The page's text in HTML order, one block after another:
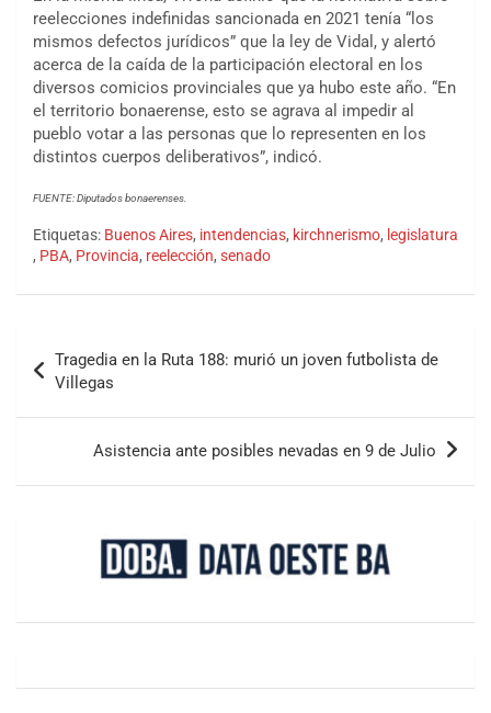
reelecciones indefinidas sancionada en 2021 tenía “los
mismos defectos jurídicos” que la ley de Vidal, y alertó
acerca de la caída de la participación electoral en los
diversos comicios provinciales que ya hubo este año. “En
el territorio bonaerense, esto se agrava al impedir al
pueblo votar a las personas que lo representen en los
distintos cuerpos deliberativos”, indicó.
FUENTE: Diputados bonaerenses.
Etiquetas: Buenos Aires, intendencias, kirchnerismo, legislatura
, PBA, Provincia, reelección, senado
Tragedia en la Ruta 188: murió un joven futbolista de
Villegas
Asistencia ante posibles nevadas en 9 de Julio